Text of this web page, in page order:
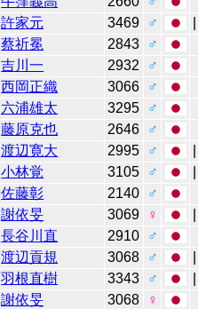
許家元 3469 ♂
蔡祈冕 2843
♂
吉川一 2932
♂
西岡正織 3066
♂
六浦雄太 3295
♂
藤原克也 2646
♂
渡辺寛大 2995 ♂
小林覚 3105 ♂
佐藤彰 2140
♂
謝依旻 3069 ♀
長谷川直 2910
♂
渡辺貢規 3068 ♂
羽根直樹 3343 ♂
謝依旻 3068 ♀